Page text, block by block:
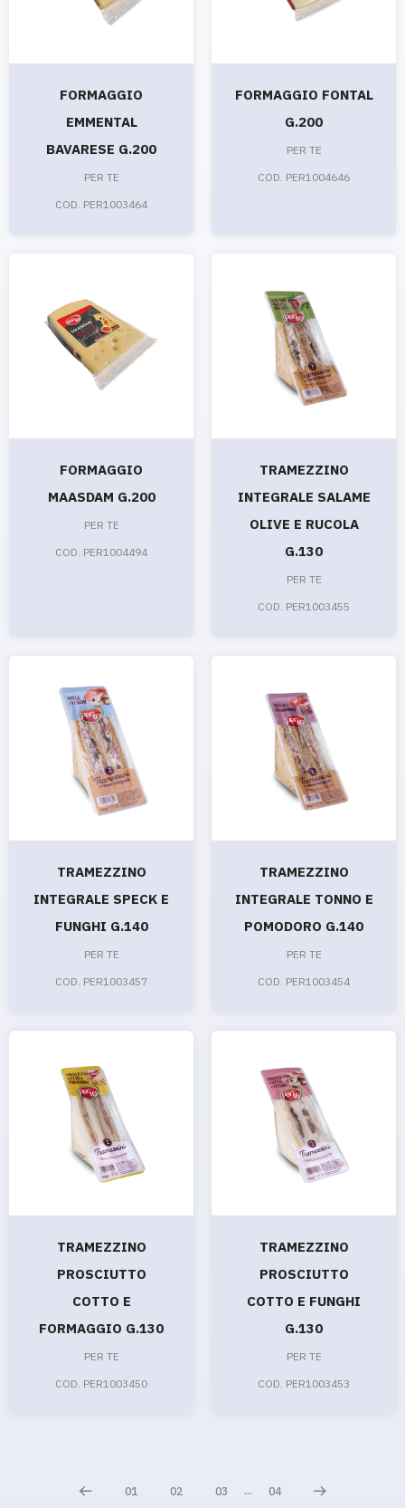
FORMAGGIO
EMMENTAL
BAVARESE G.200
PER TE
COD. PER1003464
FORMAGGIO FONTAL
G.200
PER TE
COD. PER1004646
FORMAGGIO
MAASDAM G.200
PER TE
COD. PER1004494
TRAMEZZINO
INTEGRALE SALAME
OLIVE E RUCOLA
G.130
PER TE
COD. PER1003455
TRAMEZZINO
INTEGRALE SPECK E
FUNGHI G.140
PER TE
COD. PER1003457
TRAMEZZINO
INTEGRALE TONNO E
POMODORO G.140
PER TE
COD. PER1003454
TRAMEZZINO
PROSCIUTTO
COTTO E
FORMAGGIO G.130
PER TE
COD. PER1003450
TRAMEZZINO
PROSCIUTTO
COTTO E FUNGHI
G.130
PER TE
COD. PER1003453
01 02 03 ... 04